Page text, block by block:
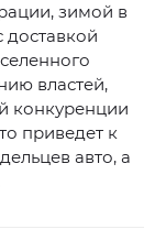
зимой в
доставкой
властей,
конкуренции
приведет к
авто, а